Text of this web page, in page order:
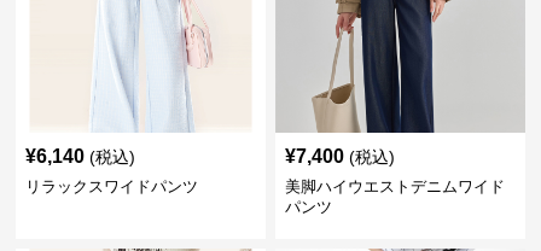
¥6,140 (税込)
リラックスワイドパンツ
¥7,400 (税込)
美脚ハイウエストデニムワイド
パンツ